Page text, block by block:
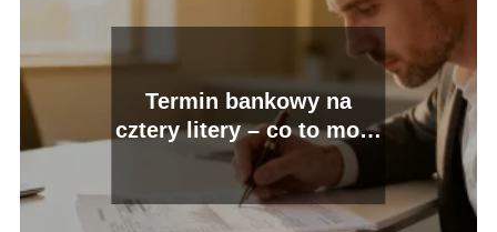
Termin bankowy na
cztery litery – co to może
być?